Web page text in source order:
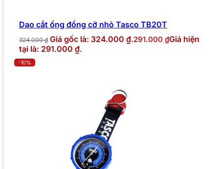
Dao cắt ống đồng cỡ nhỏ Tasco TB20T
324.000₫ Giá gốc là: 324.000 ₫.291.000 ₫Giá hiện
tại là: 291.000 ₫.
-10%